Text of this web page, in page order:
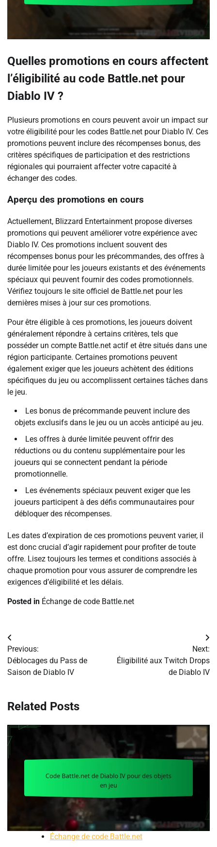
Quelles promotions en cours affectent
l’éligibilité au code Battle.net pour
Diablo IV ?
Plusieurs promotions en cours peuvent avoir un impact sur
votre éligibilité pour les codes Battle.net pour Diablo IV. Ces
promotions peuvent inclure des récompenses bonus, des
critères spécifiques de participation et des restrictions
régionales qui pourraient affecter votre capacité à
échanger des codes.
Aperçu des promotions en cours
Actuellement, Blizzard Entertainment propose diverses
promotions qui peuvent améliorer votre expérience avec
Diablo IV. Ces promotions incluent souvent des
récompenses bonus pour les précommandes, des offres à
durée limitée pour les joueurs existants et des événements
spéciaux qui peuvent fournir des codes promotionnels.
Vérifiez toujours le site officiel de Battle.net pour les
dernières mises à jour sur ces promotions.
Pour être éligible à ces promotions, les joueurs doivent
généralement répondre à certains critères, tels que
posséder un compte Battle.net actif et être situés dans une
région participante. Certaines promotions peuvent
également exiger que les joueurs achètent des éditions
spécifiques du jeu ou accomplissent certaines tâches dans
le jeu.
Les bonus de précommande peuvent inclure des
objets exclusifs dans le jeu ou un accès anticipé au jeu.
Les offres à durée limitée peuvent offrir des
réductions ou du contenu supplémentaire pour les
joueurs qui se connectent pendant la période
promotionnelle.
Les événements spéciaux peuvent exiger que les
joueurs participent à des défis communautaires pour
débloquer des récompenses.
Les dates d’expiration de ces promotions peuvent varier, il
est donc crucial d’agir rapidement pour profiter de toute
offre. Lisez toujours les termes et conditions associés à
chaque promotion pour vous assurer de comprendre les
exigences d’éligibilité et les délais.
Posted in Échange de code Battle.net
Post
navigation
Previous:
Déblocages du Pass de
Saison de Diablo IV
Next:
Éligibilité aux Twitch Drops
de Diablo IV
Related Posts
Échange de code Battle.net